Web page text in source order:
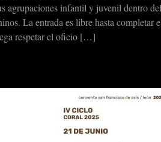
agrupaciones infantil y juvenil dentro del
La entrada es libre hasta completar
respetar el oficio […]